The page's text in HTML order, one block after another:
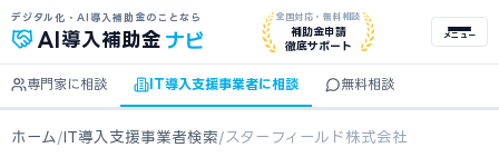
デジタル化・AI導入補助金のことなら
AI 導入補助金 ナビ
全国対応・無料相談
補助金申請
徹底サポート
メニュー
専門家に相談 IT導入支援事業者に相談 無料相談
ホーム /IT導入支援事業者検索/ スターフィールド株式会社